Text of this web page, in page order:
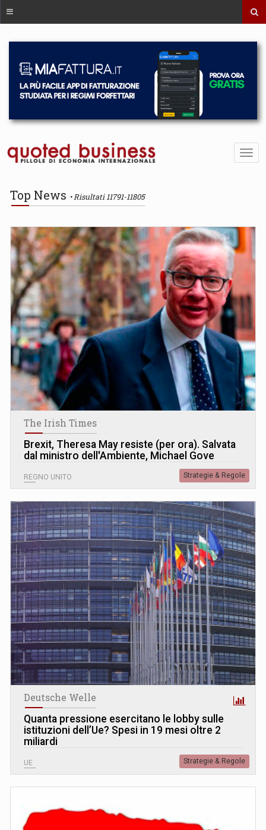
Top News Risultati 11791-11805
The Irish Times
Brexit, Theresa May resiste (per ora). Salvata
dal ministro dell'Ambiente, Michael Gove
REGNO UNITO Strategie & Regole
Deutsche Welle
Quanta pressione esercitano le lobby sulle
istituzioni dell’Ue? Spesi in 19 mesi oltre 2
miliardi
UE Strategie & Regole